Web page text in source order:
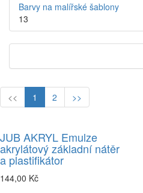
Barvy na malířské šablony
13
<< 1 2 >>
JUB AKRYL Emulze
akrylátový základní nátěr
a plastifikátor
144,00 Kč